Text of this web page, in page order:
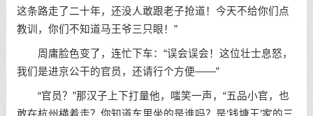
这条路走了二十年，还没人敢跟老子抢道！今天不给你们点
教训，你们不知道马王爷三只眼！”
周庸脸色变了，连忙下车：“误会误会！这位壮士息怒，
我们是进京公干的官员，还请行个方便——”
“官员？”那汉子上下打量他，嗤笑一声，“五品小官，也
敢在杭州横着走？你知道车里坐的是谁吗？是‘钱塘王’家的三